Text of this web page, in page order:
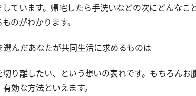
ています。帰宅したら手洗いなどの次にどんなこ
のがわかります。
選んだあなたが共同生活に求めるものは
り離したい、という想いの表れです。もちろんお
効な方法といえます。